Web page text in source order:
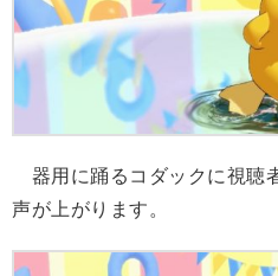
器用に踊るコダックに視聴
声が上がります。